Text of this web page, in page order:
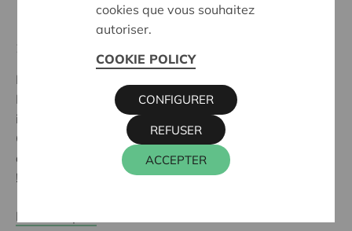
21 September 2025
Bruxelles, Anvers, Malines, Louvain, Ostende et
Bruges célèbrent la journée sans voiture. L'occasion
idéale d'aller y faire un tour... en train.
Grâce au Mobility ticket de la SNCB, faites un
aller/retour dans toute la Belgique pour seulement € 8
!
En savoir plus
cookies que vous souhaitez
autoriser.
COOKIE POLICY
ACCEPTER
REFUSER
CONFIGURER